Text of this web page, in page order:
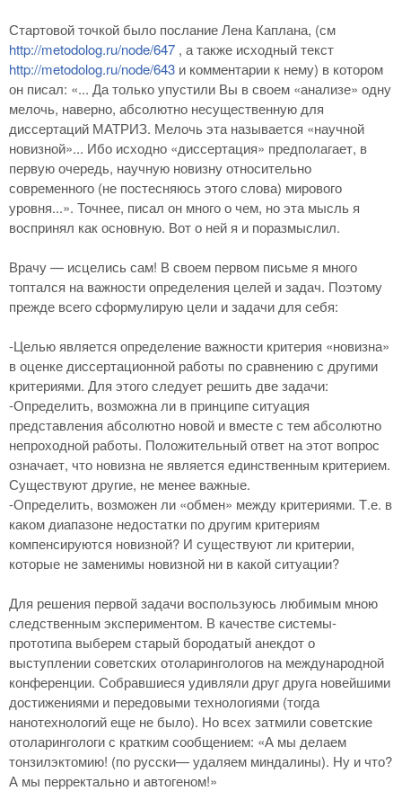
Стартовой точкой было послание Лена Каплана, (см
http://metodolog.ru/node/647 , а также исходный текст
http://metodolog.ru/node/643 и комментарии к нему) в котором
он писал: «... Да только упустили Вы в своем «анализе» одну
мелочь, наверно, абсолютно несущественную для
диссертаций МАТРИЗ. Мелочь эта называется «научной
новизной»... Ибо исходно «диссертация» предполагает, в
первую очередь, научную новизну относительно
современного (не постесняюсь этого слова) мирового
уровня...». Точнее, писал он много о чем, но эта мысль я
воспринял как основную. Вот о ней я и поразмыслил.
Врачу — исцелись сам! В своем первом письме я много
топтался на важности определения целей и задач. Поэтому
прежде всего сформулирую цели и задачи для себя:
-Целью является определение важности критерия «новизна»
в оценке диссертационной работы по сравнению с другими
критериями. Для этого следует решить две задачи:
-Определить, возможна ли в принципе ситуация
представления абсолютно новой и вместе с тем абсолютно
непроходной работы. Положительный ответ на этот вопрос
означает, что новизна не является единственным критерием.
Существуют другие, не менее важные.
-Определить, возможен ли «обмен» между критериями. Т.е. в
каком диапазоне недостатки по другим критериям
компенсируются новизной? И существуют ли критерии,
которые не заменимы новизной ни в какой ситуации?
Для решения первой задачи воспользуюсь любимым мною
следственным экспериментом. В качестве системы-
прототипа выберем старый бородатый анекдот о
выступлении советских отоларингологов на международной
конференции. Собравшиеся удивляли друг друга новейшими
достижениями и передовыми технологиями (тогда
нанотехнологий еще не было). Но всех затмили советские
отоларингологи с кратким сообщением: «А мы делаем
тонзилэктомию! (по русски— удаляем миндалины). Ну и что?
А мы перректально и автогеном!»